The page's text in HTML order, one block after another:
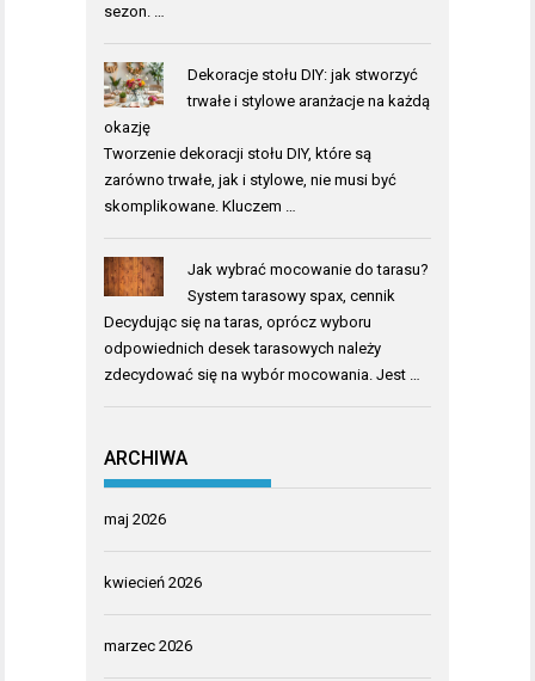
sezon. …
Dekoracje stołu DIY: jak stworzyć
trwałe i stylowe aranżacje na każdą
okazję
Tworzenie dekoracji stołu DIY, które są
zarówno trwałe, jak i stylowe, nie musi być
skomplikowane. Kluczem …
Jak wybrać mocowanie do tarasu?
System tarasowy spax, cennik
Decydując się na taras, oprócz wyboru
odpowiednich desek tarasowych należy
zdecydować się na wybór mocowania. Jest …
ARCHIWA
maj 2026
kwiecień 2026
marzec 2026